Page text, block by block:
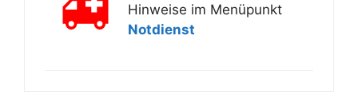
Hinweise im Menüpunkt
Notdienst